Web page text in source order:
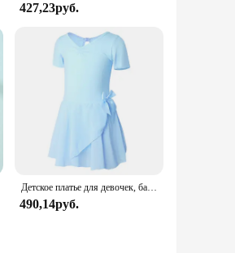
427,23руб.
Детское платье для девочек, балетные гимнастические леотарды, танцевальное трико с длинным/коротким рукавом, Одежда для танцев с шифоновым галстуком
490,14руб.